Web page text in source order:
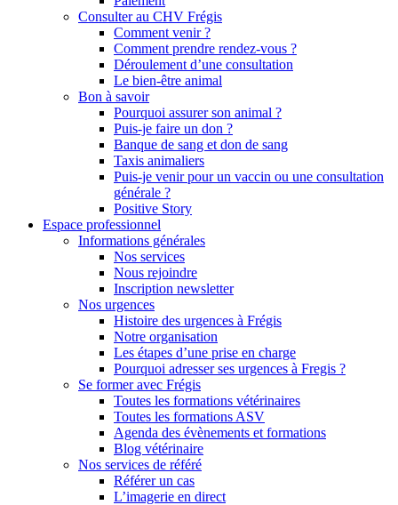
Consulter au CHV Frégis
Comment venir ?
Comment prendre rendez-vous ?
Déroulement d’une consultation
Le bien-être animal
Bon à savoir
Pourquoi assurer son animal ?
Puis-je faire un don ?
Banque de sang et don de sang
Taxis animaliers
Puis-je venir pour un vaccin ou une consultation
générale ?
Positive Story
Espace professionnel
Informations générales
Nos services
Nous rejoindre
Inscription newsletter
Nos urgences
Histoire des urgences à Frégis
Notre organisation
Les étapes d’une prise en charge
Pourquoi adresser ses urgences à Fregis ?
Se former avec Frégis
Toutes les formations vétérinaires
Toutes les formations ASV
Agenda des évènements et formations
Blog vétérinaire
Nos services de référé
Référer un cas
L’imagerie en direct